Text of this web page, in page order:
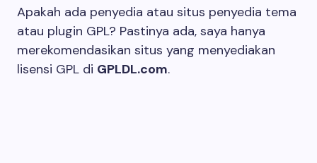
Apakah ada penyedia atau situs penyedia tema
atau plugin GPL? Pastinya ada, saya hanya
merekomendasikan situs yang menyediakan
lisensi GPL di GPLDL.com.